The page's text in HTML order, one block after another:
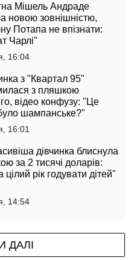
Мішель Андраде
новою зовнішністю,
Потапа не впізнати:
Чарлі"
16:04
з "Квартал 95"
з пляшкою
відео конфузу: "Це
шампанське?"
16:01
дівчинка блиснула
за 2 тисячі доларів:
рік годувати дітей"
14:54
ДАЛІ